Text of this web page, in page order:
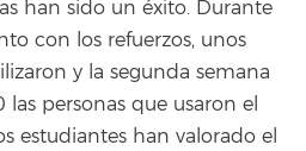
han sido un éxito. Durante
con los refuerzos, unos
y la segunda semana
personas que usaron el
estudiantes han valorado el